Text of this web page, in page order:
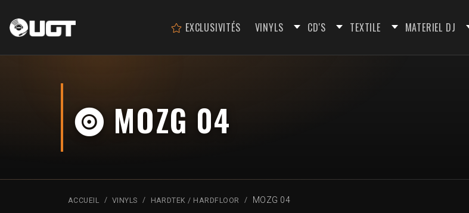
EXCLUSIVITÉS VINYLS CD'S TEXTILE MATERIEL DJ
MOZG 04
ACCUEIL VINYLS HARDTEK / HARDFLOOR MOZG 04